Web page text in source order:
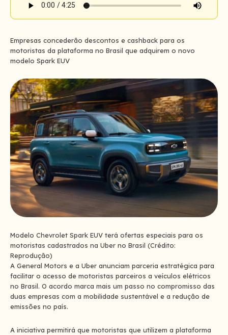
Empresas concederão descontos e cashback para os
motoristas da plataforma no Brasil que adquirem o novo
modelo Spark EUV
Modelo Chevrolet Spark EUV terá ofertas especiais para os
motoristas cadastrados na Uber no Brasil (Crédito:
Reprodução)
A General Motors e a Uber anunciam parceria estratégica para
facilitar o acesso de motoristas parceiros a veículos elétricos
no Brasil. O acordo marca mais um passo no compromisso das
duas empresas com a mobilidade sustentável e a redução de
emissões no país.
A iniciativa permitirá que motoristas que utilizem a plataforma